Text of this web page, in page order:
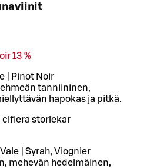
13 %
| Pinot Noir
tanniininen,
hapokas ja pitkä.
flera storlekar
| Syrah, Viognier
mehevän hedelmäinen,